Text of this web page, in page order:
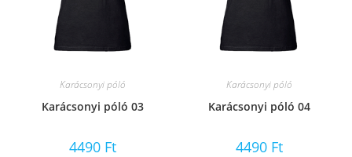
Karácsonyi póló
Karácsonyi póló 03
4490 Ft
Karácsonyi póló
Karácsonyi póló 04
4490 Ft